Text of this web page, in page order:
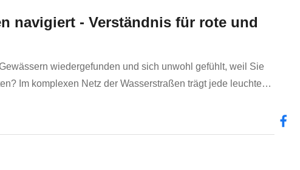
navigiert - Verständnis für rote und
wiedergefunden und sich unwohl gefühlt, weil Sie
Im komplexen Netz der Wasserstraßen trägt jede leuchtend